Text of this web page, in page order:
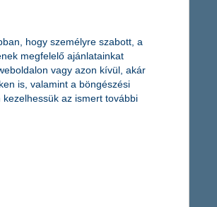
olyan világban, ami folyamatosan
hogy személyre szabott, a
megfelelő ajánlatainkat
vagy azon kívül, akár
is, valamint a böngészési
az ismert további